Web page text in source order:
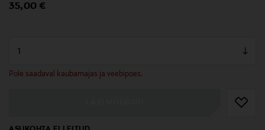
Original Price
35,00 €
Pole saadaval kaubamajas ja veebipoes.
null